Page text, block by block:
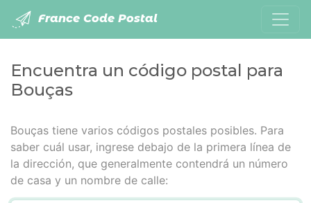
France Code Postal
Encuentra un código postal para
Bouças
Bouças tiene varios códigos postales posibles. Para
saber cuál usar, ingrese debajo de la primera línea de
la dirección, que generalmente contendrá un número
de casa y un nombre de calle: